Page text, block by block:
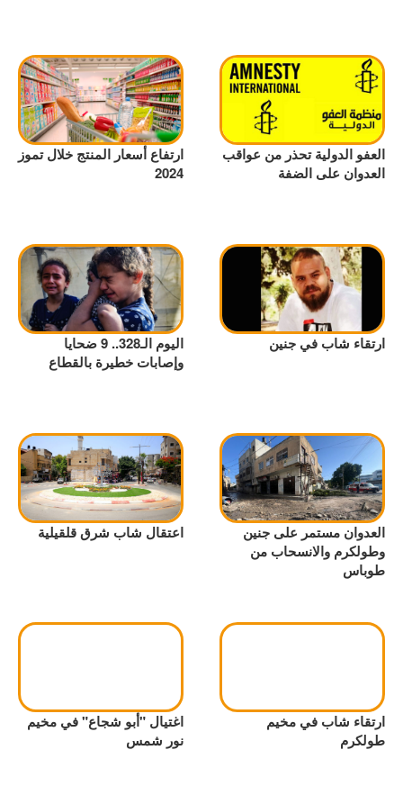
العفو الدولية تحذر من عواقب
العدوان على الضفة
ارتفاع أسعار المنتج خلال تموز
2024
ارتقاء شاب في جنين
اليوم الـ328.. 9 ضحايا
وإصابات خطيرة بالقطاع
العدوان مستمر على جنين
وطولكرم والانسحاب من
طوباس
اعتقال شاب شرق قلقيلية
ارتقاء شاب في مخيم
طولكرم
اغتيال "أبو شجاع" في مخيم
نور شمس